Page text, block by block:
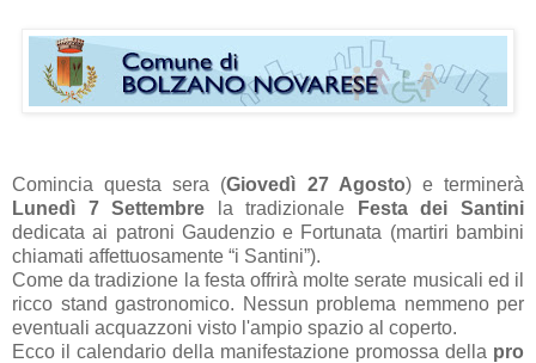
Comincia questa sera (Giovedì 27 Agosto) e terminerà
Lunedì 7 Settembre la tradizionale
Festa dei Santini
dedicata ai patroni Gaudenzio e Fortunata (martiri bambini
chiamati affettuosamente “i Santini”).
Come da tradizione la festa offrirà molte serate musicali ed il
ricco stand gastronomico. Nessun problema nemmeno per
eventuali acquazzoni visto l'ampio spazio al coperto.
Ecco il calendario della manifestazione promossa della pro